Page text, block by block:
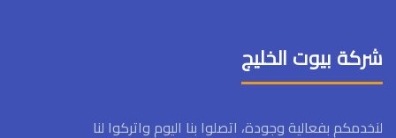
شركة بيوت الخليج
لنخدمكم بفعالية وجودة، اتصلوا بنا اليوم واتركوا لنا